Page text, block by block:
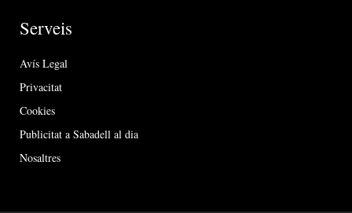
Serveis
Avís Legal
Privacitat
Cookies
Publicitat a Sabadell al dia
Nosaltres